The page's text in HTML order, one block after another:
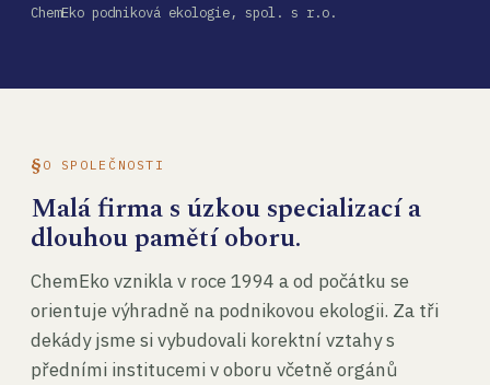
ChemEko podniková ekologie, spol. s r.o.
O SPOLEČNOSTI
Malá firma s úzkou specializací a
dlouhou pamětí oboru.
ChemEko vznikla v roce 1994 a od počátku se
orientuje výhradně na podnikovou ekologii. Za tři
dekády jsme si vybudovali korektní vztahy s
předními institucemi v oboru včetně orgánů